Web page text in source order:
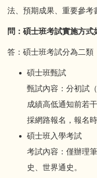
法、預期成果、重要參考
問：碩士班考試實施方式
答：碩士班考試分為二類
碩士班甄試
甄試內容：分初試
成績高低通知前若
採網路報名，報名
碩士班入學考試
考試內容：僅辦理
史、世界通史。